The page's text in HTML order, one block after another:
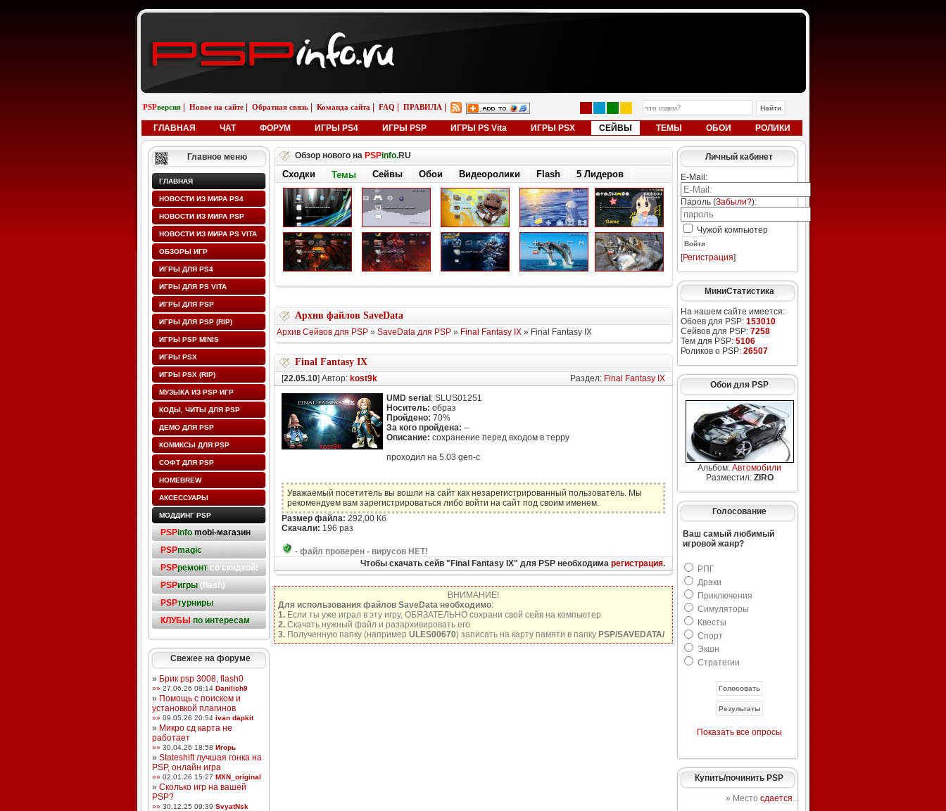
PSPверсия Новое на сайте Обратная связь Команда сайта FAQ ПРАВИЛА
ГЛАВНАЯ ЧАТ ФОРУМ ИГРЫ PS4 ИГРЫ PSP ИГРЫ PS Vita ИГРЫ PSX СЕЙВЫ ТЕМЫ ОБОИ РОЛИКИ
Главное меню
ГЛАВНАЯ
НОВОСТИ ИЗ МИРА PS4
НОВОСТИ ИЗ МИРА PSP
НОВОСТИ ИЗ МИРА PS VITA
ОБЗОРЫ ИГР
ИГРЫ ДЛЯ PS4
ИГРЫ ДЛЯ PS VITA
ИГРЫ ДЛЯ PSP
ИГРЫ ДЛЯ PSP (RIP)
ИГРЫ PSP MINIS
ИГРЫ PSX
ИГРЫ PSX (RIP)
МУЗЫКА ИЗ PSP ИГР
КОДЫ, ЧИТЫ ДЛЯ PSP
ДЕМО ДЛЯ PSP
КОМИКСЫ ДЛЯ PSP
СОФТ ДЛЯ PSP
HOMEBREW
АКСЕССУАРЫ
МОДДИНГ PSP
PSPinfo mobi-магазин
PSPmagic
PSPремонтсо скидкой!
PSPигры(flash)
PSPтурниры
КЛУБЫ по интересам
Свежее на форуме
» Брик psp 3008, flash0
»» 27.06.26 08:14 Danilich9
» Помощь с поиском и
установкой плагинов
»» 09.05.26 20:54 ivan dapkit
» Микро сд карта не
работает
»» 30.04.26 18:58 Игорь
» Stateshift лучшая гонка на
PSP, онлайн игра
»» 02.01.26 15:27 MXN_original
» Сколько игр на вашей
PSP?
»» 30.12.25 09:39 SvyatNsk
Обзор нового на PSPinfo.RU
Сходки Темы Сейвы Обои Видеоролики Flash 5 Лидеров
Архив файлов SaveData
Архив Сейвов для PSP» SaveData для PSP» Final Fantasy IX» Final Fantasy IX
Final Fantasy IX
[22.05.10] Автор: kost9k Раздел: Final Fantasy IX
UMD serial : SLUS01251
Носитель: образ
Пройдено: 70%
За кого пройдена: --
Описание: сохранение перед входом в терру
проходил на 5.03 gen-c
Уважаемый посетитель вы вошли на сайт как незарегистрированный пользователь. Мы
рекомендуем вам зарегистрироваться либо войти на сайт под своим именем.
Размер файла: 292,00 Кб
Скачали: 196 раз
- файл проверен - вирусов НЕТ!
Чтобы скачать сейв "Final Fantasy IX" для PSP необходима регистрация.
ВНИМАНИЕ!
Для использования файлов SaveData необходимо:
1.Если ты уже играл в эту игру, ОБЯЗАТЕЛЬНО сохрани свой сейв на компьютер
2.Скачать нужный файл и разархивировать его
3.Полученную папку (например ULES00670) записать на карту памяти в папку PSP/SAVEDATA/
Личный кабинет
E-Mail:
Пароль (Забыли?):
Чужой компьютер
Войти
[Регистрация]
МиниСтатистика
На нашем сайте имеется:
Обоев для PSP: 153010
Сейвов для PSP: 7258
Тем для PSP: 5106
Роликов о PSP: 26507
Обои для PSP
Альбом: Автомобили
Разместил: ZIRO
Голосование
Ваш самый любимый
игровой жанр?
РПГ
Драки
Приключения
Симуляторы
Квесты
Спорт
Экшн
Стратегии
Показать все опросы
Купить/починить PSP
» Место сдается...